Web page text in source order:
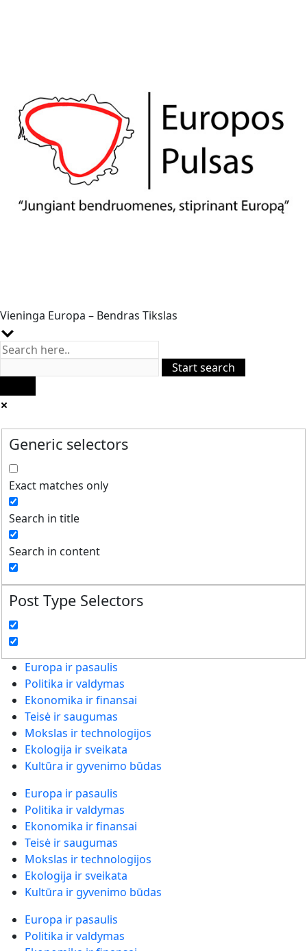
Vieninga Europa – Bendras Tikslas
Generic selectors
Exact matches only
Search in title
Search in content
Post Type Selectors
Europa ir pasaulis
Politika ir valdymas
Ekonomika ir finansai
Teisė ir saugumas
Mokslas ir technologijos
Ekologija ir sveikata
Kultūra ir gyvenimo būdas
Europa ir pasaulis
Politika ir valdymas
Ekonomika ir finansai
Teisė ir saugumas
Mokslas ir technologijos
Ekologija ir sveikata
Kultūra ir gyvenimo būdas
Europa ir pasaulis
Politika ir valdymas